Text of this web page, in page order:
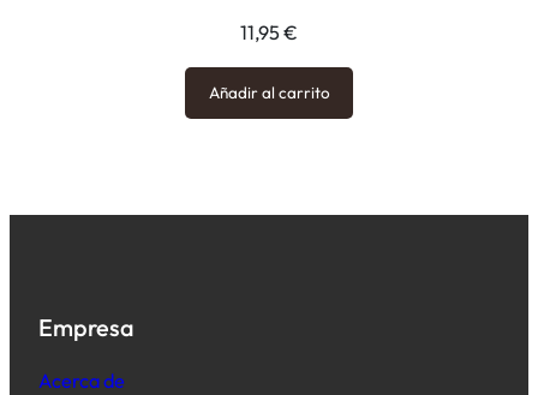
11,95€
Añadir al carrito
Empresa
Acerca de